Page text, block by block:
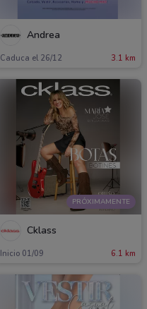
Andrea
Caduca el 26/12 3.1 km
PRÓXIMAMENTE
Cklass
Inicio 01/09 6.1 km